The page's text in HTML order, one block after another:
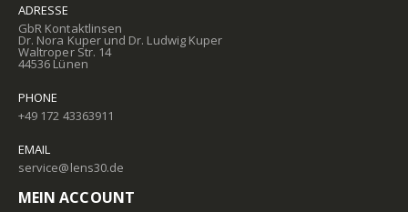
ADRESSE
GbR Kontaktlinsen
Dr. Nora Kuper und Dr. Ludwig Kuper
Waltroper Str. 14
44536 Lünen
PHONE
+49 172 43363911
EMAIL
service@lens30.de
MEIN ACCOUNT